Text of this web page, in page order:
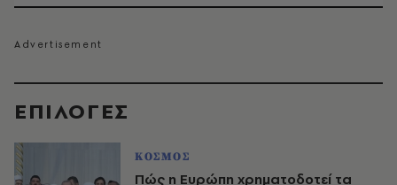
EΠΙΛΟΓΈΣ
ΚΟΣΜΟΣ
Πώς η Ευρώπη χρηματοδοτεί τα